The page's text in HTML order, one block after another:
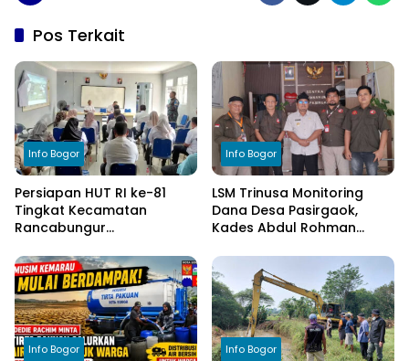
Pos Terkait
Info Bogor
Persiapan HUT RI ke-81
Tingkat Kecamatan
Rancabungur
Cimulang, Libatkan Seluruh
Elemen Masyarakat
Info Bogor
LSM Trinusa Monitoring
Dana Desa Pasirgaok,
Kades Abdul Rohman
Transparansi Pengelolaan
Anggaran
Info Bogor Info Bogor